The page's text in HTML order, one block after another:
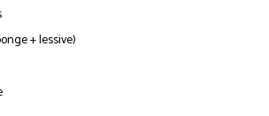
+ lessive)